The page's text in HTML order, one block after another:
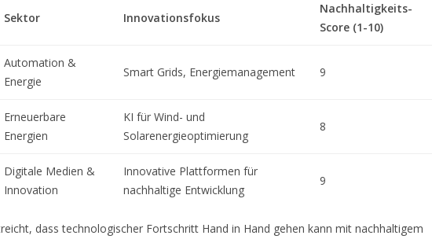
Sektor Innovationsfokus
Nachhaltigkeits-
Score (1-10)
Automation &
Energie
Smart Grids, Energiemanagement 9
Erneuerbare
Energien
KI für Wind- und
Solarenergieoptimierung
8
Digitale Medien &
Innovation
Innovative Plattformen für
nachhaltige Entwicklung
9
dass technologischer Fortschritt Hand in Hand gehen kann mit nachhaltigem